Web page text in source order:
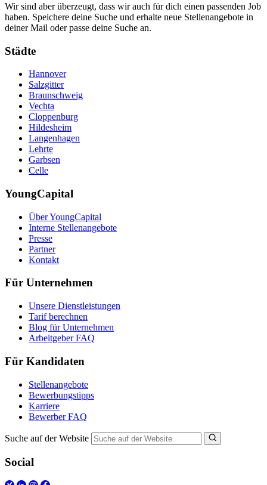
Wir sind aber überzeugt, dass wir auch für dich einen passenden Job
haben. Speichere deine Suche und erhalte neue Stellenangebote in
deiner Mail oder passe deine Suche an.
Städte
Hannover
Salzgitter
Braunschweig
Vechta
Cloppenburg
Hildesheim
Langenhagen
Lehrte
Garbsen
Celle
YoungCapital
Über YoungCapital
Interne Stellenangebote
Presse
Partner
Kontakt
Für Unternehmen
Unsere Dienstleistungen
Tarif berechnen
Blog für Unternehmen
Arbeitgeber FAQ
Für Kandidaten
Stellenangebote
Bewerbungstipps
Karriere
Bewerber FAQ
Suche auf der Website
Social